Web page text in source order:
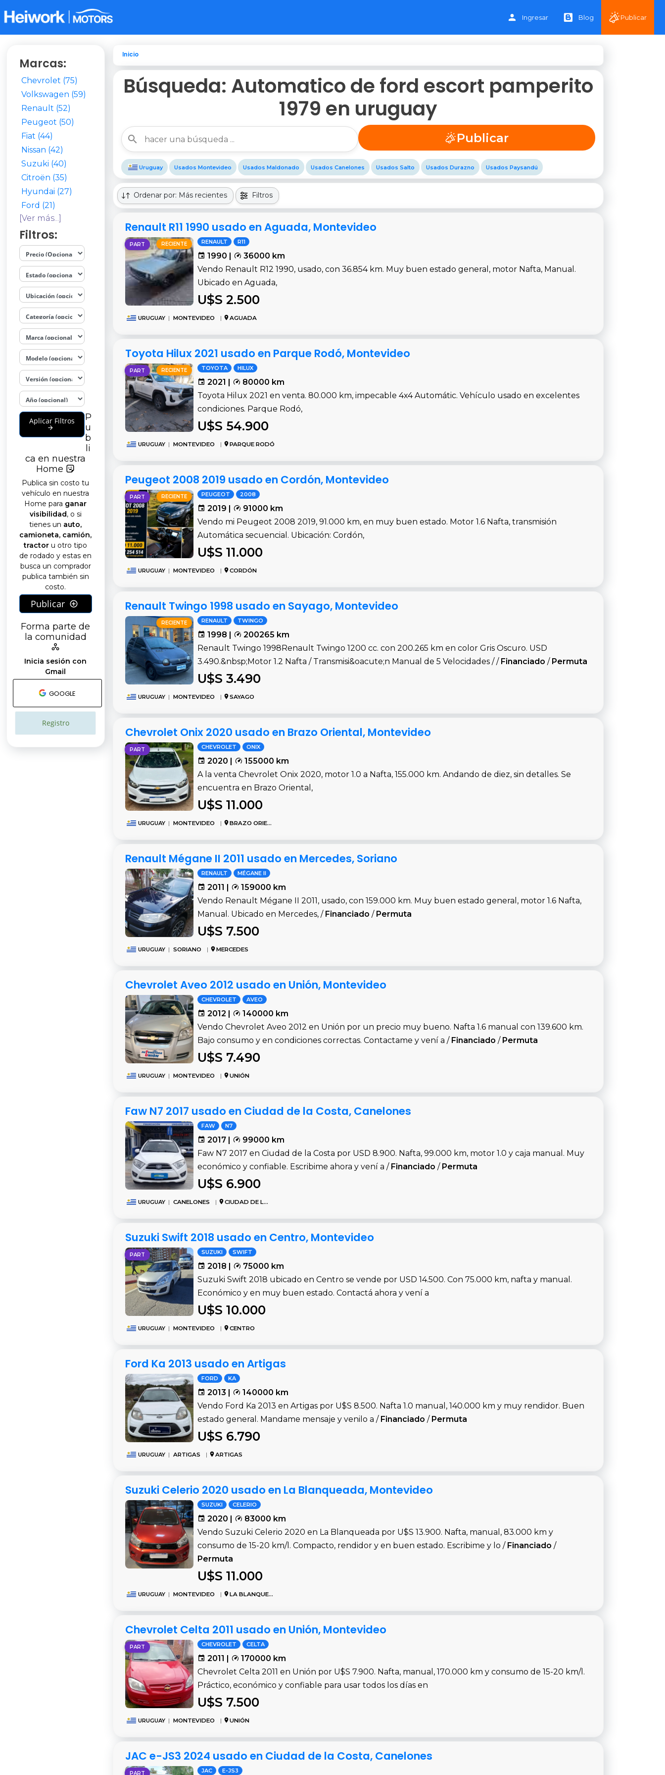
Ingresar Blog Publicar
Marcas:
Chevrolet (75)
Volkswagen (59)
Renault (52)
Peugeot (50)
Fiat (44)
Nissan (42)
Suzuki (40)
Citroën (35)
Hyundai (27)
Ford (21)
[Ver más...]
Filtros:
P
u
b
li
ca en nuestra
Home
Publica sin costo tu
vehículo en nuestra
Home para ganar
visibilidad, o si
tienes un auto,
camioneta, camión,
tractor u otro tipo
de rodado y estas en
busca un comprador
publica también sin
costo.
Publicar
Forma parte de
la comunidad
Inicia sesión con
Gmail
GOOGLE
Registro
Inicio
Búsqueda: Automatico de ford escort pamperito
1979 en uruguay
Publicar
Uruguay Usados Montevideo Usados Maldonado Usados Canelones Usados Salto Usados Durazno Usados Paysandú
Ordenar por: Más recientes Filtros
Renault R11 1990 usado en Aguada, Montevideo
PART RECIENTE RENAULT R11
1990 |
36000 km
Vendo Renault R12 1990, usado, con 36.854 km. Muy buen estado general, motor Nafta, Manual.
Ubicado en Aguada,
U$S 2.500
URUGUAY | MONTEVIDEO | AGUADA
Toyota Hilux 2021 usado en Parque Rodó, Montevideo
PART RECIENTE TOYOTA HILUX
2021 |
80000 km
Toyota Hilux 2021 en venta. 80.000 km, impecable 4x4 Automátic. Vehículo usado en excelentes
condiciones. Parque Rodó,
U$S 54.900
URUGUAY | MONTEVIDEO | PARQUE RODÓ
Peugeot 2008 2019 usado en Cordón, Montevideo
PART RECIENTE PEUGEOT 2008
2019 |
91000 km
Vendo mi Peugeot 2008 2019, 91.000 km, en muy buen estado. Motor 1.6 Nafta, transmisión
Automática secuencial. Ubicación: Cordón,
U$S 11.000
URUGUAY | MONTEVIDEO | CORDÓN
Renault Twingo 1998 usado en Sayago, Montevideo
RECIENTE RENAULT TWINGO
1998 |
200265 km
Renault Twingo 1998Renault Twingo 1200 cc. con 200.265 km en color Gris Oscuro. USD
3.490.&nbsp;Motor 1.2 Nafta / Transmisi&oacute;n Manual de 5 Velocidades / / Financiado / Permuta
U$S 3.490
URUGUAY | MONTEVIDEO | SAYAGO
Chevrolet Onix 2020 usado en Brazo Oriental, Montevideo
PART CHEVROLET ONIX
2020 |
155000 km
A la venta Chevrolet Onix 2020, motor 1.0 a Nafta, 155.000 km. Andando de diez, sin detalles. Se
encuentra en Brazo Oriental,
U$S 11.000
URUGUAY | MONTEVIDEO | BRAZO ORIENTAL
Renault Mégane II 2011 usado en Mercedes, Soriano
RENAULT MÉGANE II
2011 |
159000 km
Vendo Renault Mégane II 2011, usado, con 159.000 km. Muy buen estado general, motor 1.6 Nafta,
Manual. Ubicado en Mercedes, / Financiado / Permuta
U$S 7.500
URUGUAY | SORIANO | MERCEDES
Chevrolet Aveo 2012 usado en Unión, Montevideo
CHEVROLET AVEO
2012 |
140000 km
Vendo Chevrolet Aveo 2012 en Unión por un precio muy bueno. Nafta 1.6 manual con 139.600 km.
Bajo consumo y en condiciones correctas. Contactame y vení a / Financiado / Permuta
U$S 7.490
URUGUAY | MONTEVIDEO | UNIÓN
Faw N7 2017 usado en Ciudad de la Costa, Canelones
FAW N7
2017 |
99000 km
Faw N7 2017 en Ciudad de la Costa por USD 8.900. Nafta, 99.000 km, motor 1.0 y caja manual. Muy
económico y confiable. Escribime ahora y vení a / Financiado / Permuta
U$S 6.900
URUGUAY | CANELONES | CIUDAD DE LA COSTA
Suzuki Swift 2018 usado en Centro, Montevideo
PART SUZUKI SWIFT
2018 |
75000 km
Suzuki Swift 2018 ubicado en Centro se vende por USD 14.500. Con 75.000 km, nafta y manual.
Económico y en muy buen estado. Contactá ahora y vení a
U$S 10.000
URUGUAY | MONTEVIDEO | CENTRO
Ford Ka 2013 usado en Artigas
FORD KA
2013 |
140000 km
Vendo Ford Ka 2013 en Artigas por U$S 8.500. Nafta 1.0 manual, 140.000 km y muy rendidor. Buen
estado general. Mandame mensaje y venilo a / Financiado / Permuta
U$S 6.790
URUGUAY | ARTIGAS | ARTIGAS
Suzuki Celerio 2020 usado en La Blanqueada, Montevideo
SUZUKI CELERIO
2020 |
83000 km
Vendo Suzuki Celerio 2020 en La Blanqueada por U$S 13.900. Nafta, manual, 83.000 km y
consumo de 15-20 km/l. Compacto, rendidor y en buen estado. Escribime y lo / Financiado /
Permuta
U$S 11.000
URUGUAY | MONTEVIDEO | LA BLANQUEADA
Chevrolet Celta 2011 usado en Unión, Montevideo
PART CHEVROLET CELTA
2011 |
170000 km
Chevrolet Celta 2011 en Unión por U$S 7.900. Nafta, manual, 170.000 km y consumo de 15-20 km/l.
Práctico, económico y confiable para usar todos los días en
U$S 7.500
URUGUAY | MONTEVIDEO | UNIÓN
JAC e-JS3 2024 usado en Ciudad de la Costa, Canelones
PART JAC E-JS3